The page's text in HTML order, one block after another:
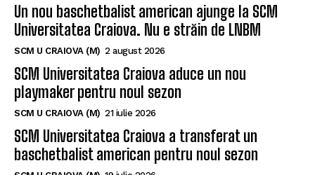
ULTIMELE ȘTIRI
Un nou baschetbalist american ajunge la SCM
Universitatea Craiova. Nu e străin de LNBM
SCM U CRAIOVA (M)
SCM Universitatea Craiova aduce un nou
playmaker pentru noul sezon
21 iulie 2026